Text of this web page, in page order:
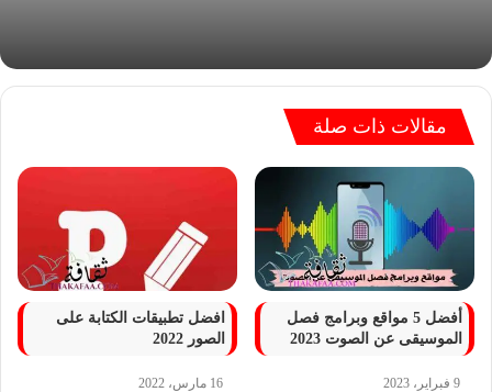
مقالات ذات صلة
أفضل 5 مواقع وبرامج فصل
الموسيقى عن الصوت 2023
9 فبراير، 2023
افضل تطبيقات الكتابة على
الصور 2022
16 مارس، 2022